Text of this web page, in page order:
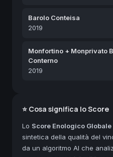
Barolo Conteisa
2019
Monfortino + Monprivato
Conterno
2019
⭐ Cosa significa lo Score
Lo Score Enologico Globale
sintetica della qualità del
da un algoritmo AI che